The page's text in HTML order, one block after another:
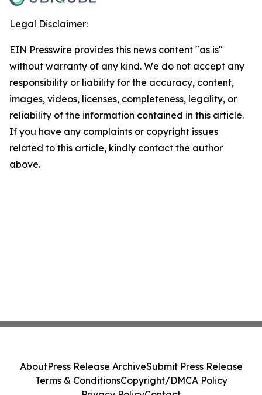
Legal Disclaimer:
EIN Presswire provides this news content "as is"
without warranty of any kind. We do not accept any
responsibility or liability for the accuracy, content,
images, videos, licenses, completeness, legality, or
reliability of the information contained in this article.
If you have any complaints or copyright issues
related to this article, kindly contact the author
above.
AboutPress Release ArchiveSubmit Press Release
Terms & ConditionsCopyright/DMCA Policy